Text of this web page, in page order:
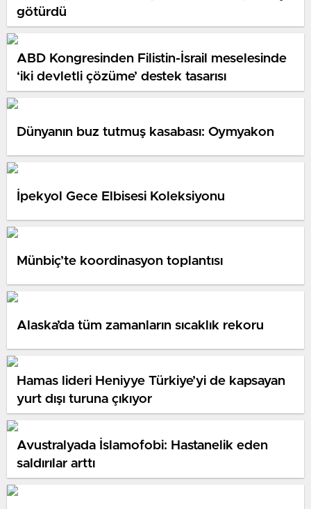
götürdü
ABD Kongresinden Filistin-İsrail meselesinde
‘iki devletli çözüme’ destek tasarısı
Dünyanın buz tutmuş kasabası: Oymyakon
İpekyol Gece Elbisesi Koleksiyonu
Münbiç’te koordinasyon toplantısı
Alaska’da tüm zamanların sıcaklık rekoru
Hamas lideri Heniyye Türkiye’yi de kapsayan
yurt dışı turuna çıkıyor
Avustralyada İslamofobi: Hastanelik eden
saldırılar arttı